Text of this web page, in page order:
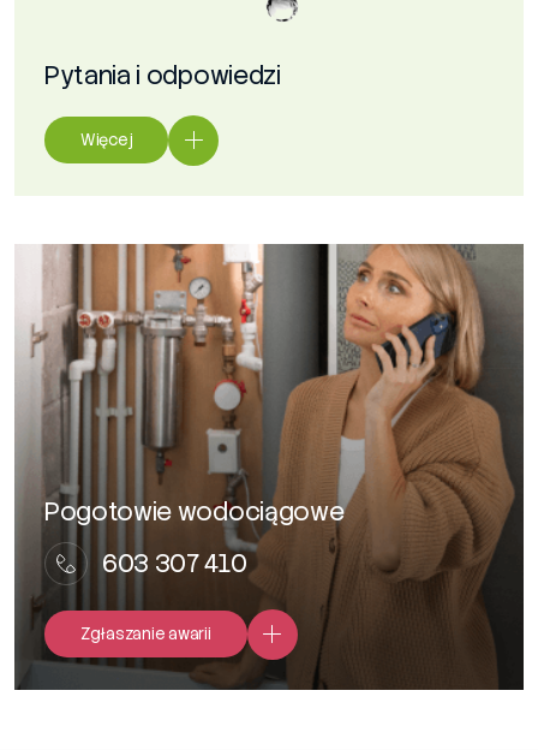
Pytania i odpowiedzi
Więcej
Pogotowie wodociągowe
603 307 410
Zgłaszanie awarii